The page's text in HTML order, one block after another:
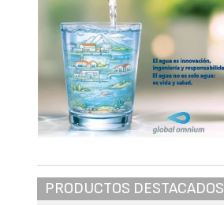
PRODUCTOS DESTACADOS